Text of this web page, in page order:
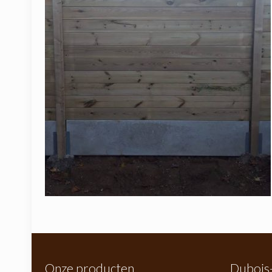
Onze producten